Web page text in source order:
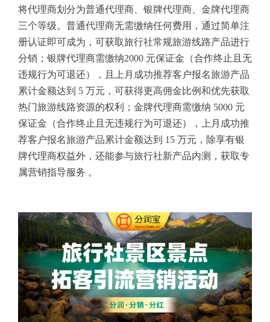
将代理商划分为普通代理商、银牌代理商、金牌代理商
三个等级。普通代理商无需缴纳任何费用，通过简单注
册认证即可成为，可获取旅行社常规旅游线路产品进行
分销；银牌代理商需缴纳2000 元保证金（合作终止且无
违规行为可退还），且上月成功推荐客户报名旅游产品
累计金额达到 5 万元，可获得更高佣金比例和优先获取
热门旅游线路资源的权利；金牌代理商需缴纳 5000 元
保证金（合作终止且无违规行为可退还），上月成功推
荐客户报名旅游产品累计金额达到 15 万元，除享有银
牌代理商权益外，还能参与旅行社新产品内测，获取专
属营销指导服务 。